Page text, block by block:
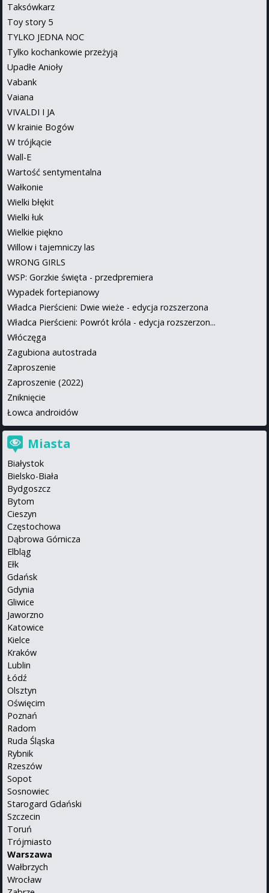
Taksówkarz
Toy story 5
TYLKO JEDNA NOC
Tylko kochankowie przeżyją
Upadłe Anioły
Vabank
Vaiana
VIVALDI I JA
W krainie Bogów
W trójkącie
Wall-E
Wartość sentymentalna
Wałkonie
Wielki błękit
Wielki łuk
Wielkie piękno
Willow i tajemniczy las
WRONG GIRLS
WSP: Gorzkie święta - przedpremiera
Wypadek fortepianowy
Władca Pierścieni: Dwie wieże - edycja rozszerzona
Władca Pierścieni: Powrót króla - edycja rozszerzon...
Włóczęga
Zagubiona autostrada
Zaproszenie
Zaproszenie (2022)
Zniknięcie
Łowca androidów
Miasta
Białystok
Bielsko-Biała
Bydgoszcz
Bytom
Cieszyn
Częstochowa
Dąbrowa Górnicza
Elbląg
Ełk
Gdańsk
Gdynia
Gliwice
Jaworzno
Katowice
Kielce
Kraków
Lublin
Łódź
Olsztyn
Oświęcim
Poznań
Radom
Ruda Śląska
Rybnik
Rzeszów
Sopot
Sosnowiec
Starogard Gdański
Szczecin
Toruń
Trójmiasto
Warszawa
Wałbrzych
Wrocław